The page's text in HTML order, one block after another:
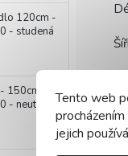
Tento web
jejich
120cm -
- studená
150cm -
- neutrální